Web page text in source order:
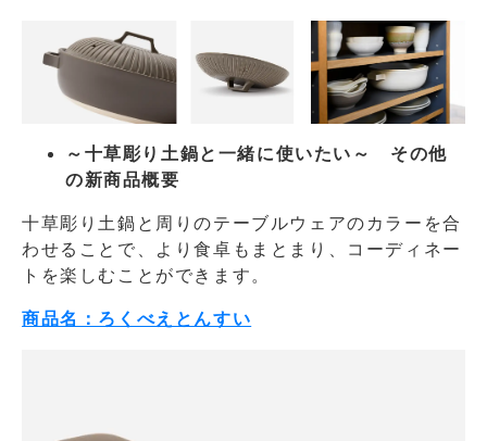
～十草彫り土鍋と一緒に使いたい～ その他
の新商品概要
十草彫り土鍋と周りのテーブルウェアのカラーを合
わせることで、より食卓もまとまり、コーディネー
トを楽しむことができます。
商品名：ろくべえとんすい